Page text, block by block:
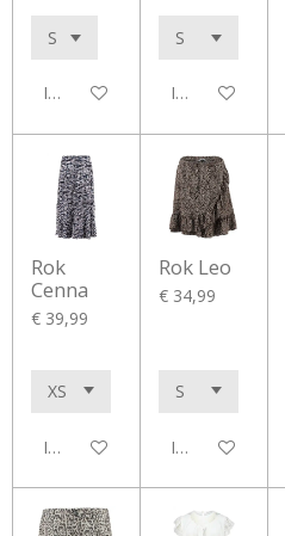
In winkelwagen In winkelwagen
Rok
Cenna
€ 39,99
In winkelwagen
Rok Leo
€ 34,99
In winkelwagen